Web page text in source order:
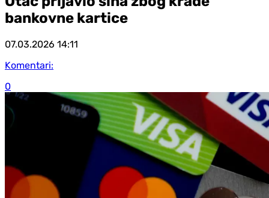
bankovne kartice
07.03.2026 14:11
Komentari:
0